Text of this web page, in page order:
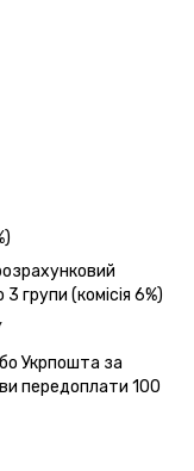
групи (комісія 6%)
Укрпошта за
передоплати 100